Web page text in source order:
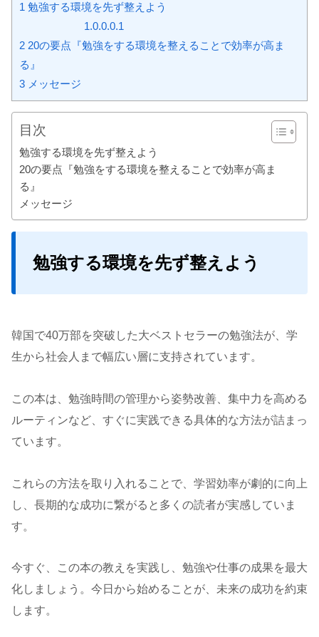
1 勉強する環境を先ず整えよう
1.0.0.0.1
2 20の要点『勉強をする環境を整えることで効率が高ま
る』
3 メッセージ
目次
勉強する環境を先ず整えよう
20の要点『勉強をする環境を整えることで効率が高ま
る』
メッセージ
勉強する環境を先ず整えよう
韓国で40万部を突破した大ベストセラーの勉強法が、学
生から社会人まで幅広い層に支持されています。
この本は、勉強時間の管理から姿勢改善、集中力を高める
ルーティンなど、すぐに実践できる具体的な方法が詰まっ
ています。
これらの方法を取り入れることで、学習効率が劇的に向上
し、長期的な成功に繋がると多くの読者が実感していま
す。
今すぐ、この本の教えを実践し、勉強や仕事の成果を最大
化しましょう。今日から始めることが、未来の成功を約束
します。